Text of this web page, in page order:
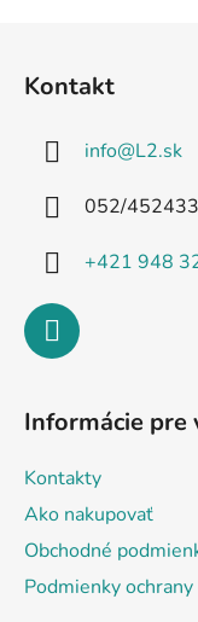
Kontakt
info@L2.sk
052/
+421 948
Informácie pre
Kontakty
Ako nakupovať
Obchodné
Podmienky